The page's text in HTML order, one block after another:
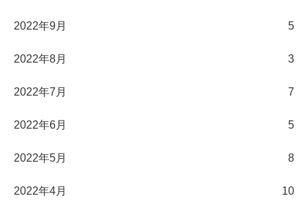
2022年9月 5
2022年8月 3
2022年7月 7
2022年6月 5
2022年5月 8
2022年4月 10